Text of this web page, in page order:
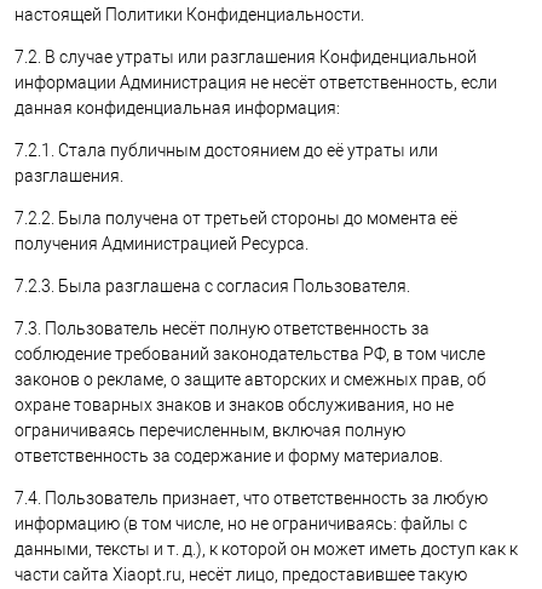
настоящей Политики Конфиденциальности.
7.2. В случае утраты или разглашения Конфиденциальной
информации Администрация не несёт ответственность, если
данная конфиденциальная информация:
7.2.1. Стала публичным достоянием до её утраты или
разглашения.
7.2.2. Была получена от третьей стороны до момента её
получения Администрацией Ресурса.
7.2.3. Была разглашена с согласия Пользователя.
7.3. Пользователь несёт полную ответственность за
соблюдение требований законодательства РФ, в том числе
законов о рекламе, о защите авторских и смежных прав, об
охране товарных знаков и знаков обслуживания, но не
ограничиваясь перечисленным, включая полную
ответственность за содержание и форму материалов.
7.4. Пользователь признает, что ответственность за любую
информацию (в том числе, но не ограничиваясь: файлы с
данными, тексты и т. д.), к которой он может иметь доступ как к
части сайта Xiaopt.ru, несёт лицо, предоставившее такую